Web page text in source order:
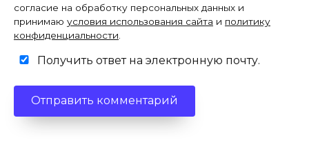
согласие на обработку персональных данных и
принимаю условия использования сайта и политику
конфиденциальности
Получить ответ на электронную почту.